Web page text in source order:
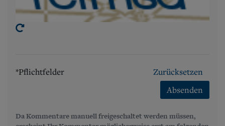
*Pflichtfelder
Zurücksetzen
Absenden
Da Kommentare manuell freigeschaltet werden müssen,